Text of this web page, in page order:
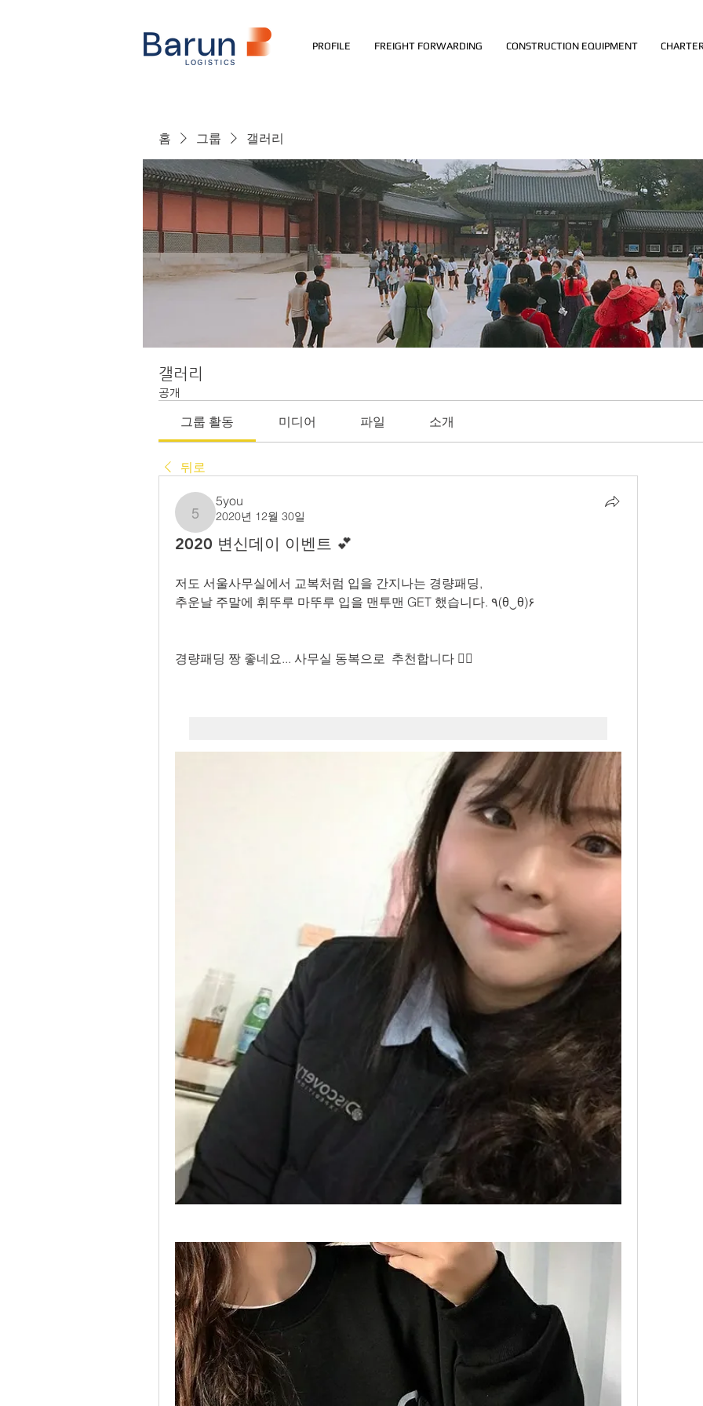
PROFILE FREIGHT FORWARDING CONSTRUCTION EQUIPMENT
홈 그룹 갤러리
갤러리
공개
그룹 활동 미디어 파일 소개
뒤로
5you
5you
2020년 12월 30일
2020 변신데이 이벤트 💕
저도 서울사무실에서 교복처럼 입을 간지나는 경량패딩,
추운날 주말에 휘뚜루 마뚜루 입을 맨투맨 GET 했습니다. ٩(θ‿θ)۶
경량패딩 짱 좋네요... 사무실 동복으로  추천합니다 👍🏼